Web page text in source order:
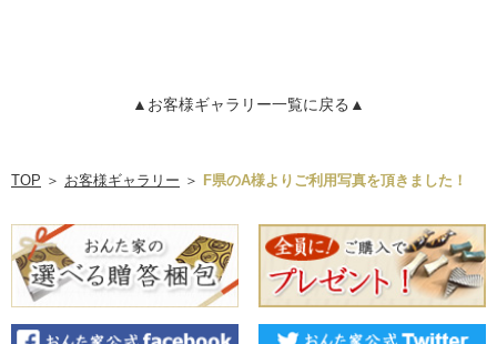
▲お客様ギャラリー一覧に戻る▲
TOP ＞ お客様ギャラリー ＞ F県のA様よりご利用写真を頂きました！